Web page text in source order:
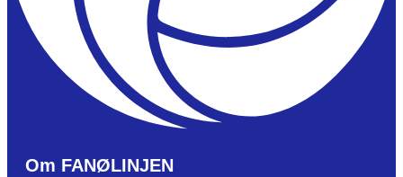
Om FANØLINJEN